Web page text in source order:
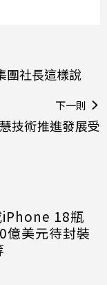
團社長這樣說
下一則
技術推進發展受
iPhone 18瓶
億美元待封裝